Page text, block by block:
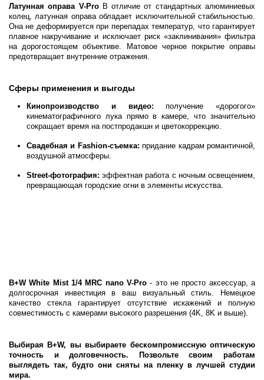
Латунная оправа V-ProВ отличие от стандартных алюминиевых
колец, латунная оправа обладает исключительной стабильностью.
Она не деформируется при перепадах температур, что гарантирует
плавное накручивание и исключает риск «заклинивания» фильтра
на дорогостоящем объективе. Матовое черное покрытие оправы
предотвращает внутренние отражения.
Сферы применения и выгоды
Кинопроизводство и видео: получение «дорогого»
кинематографичного лука прямо в камере, что значительно
сокращает время на постпродакшн и цветокоррекцию.
Свадебная и Fashion-съемка: придание кадрам романтичной,
воздушной атмосферы.
Street-фотография: эффектная работа с ночным освещением,
превращающая городские огни в элементы искусства.
B+W White Mist 1/4 MRC nano V-Pro - это не просто аксессуар, а
долгосрочная инвестиция в ваш визуальный стиль. Немецкое
качество стекла гарантирует отсутствие искажений и полную
совместимость с камерами высокого разрешения (4K, 8K и выше).
Выбирая B+W, вы выбираете бескомпромиссную оптическую
точность и долговечность. Позвольте своим работам
выглядеть так, будто они сняты на пленку в лучшей студии
мира.